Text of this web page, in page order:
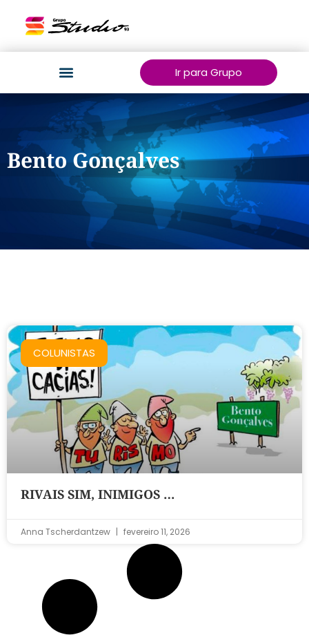
Ir para Grupo
Bento Gonçalves
COLUNISTAS
RIVAIS SIM, INIMIGOS …
Anna Tscherdantzew fevereiro 11, 2026